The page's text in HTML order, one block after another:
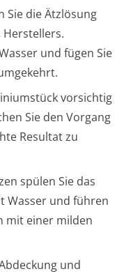
Sie die Ätzlösung
Herstellers.
und fügen Sie
vorsichtig
Sie den Vorgang
Resultat zu
spülen Sie das
Wasser und führen
mit einer milden
und